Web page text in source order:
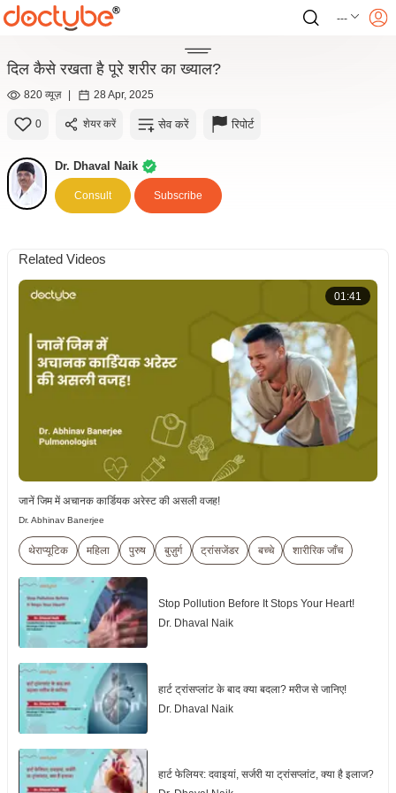
---
दिल कैसे रखता है पूरे शरीर का ख्याल?
820 व्यूज़ | 28 Apr, 2025
0 शेयर करें सेव करें रिपोर्ट
Dr. Dhaval Naik
Consult Subscribe
Related Videos
01:41
जानें जिम में अचानक कार्डियक अरेस्ट की असली वजह!
Dr. Abhinav Banerjee
थेराप्यूटिक महिला पुरुष बुज़ुर्ग ट्रांसजेंडर बच्चे शारीरिक जाँच
Stop Pollution Before It Stops Your Heart!
Dr. Dhaval Naik
हार्ट ट्रांसप्लांट के बाद क्या बदला? मरीज से जानिए!
Dr. Dhaval Naik
हार्ट फेलियर: दवाइयां, सर्जरी या ट्रांसप्लांट, क्या है इलाज?